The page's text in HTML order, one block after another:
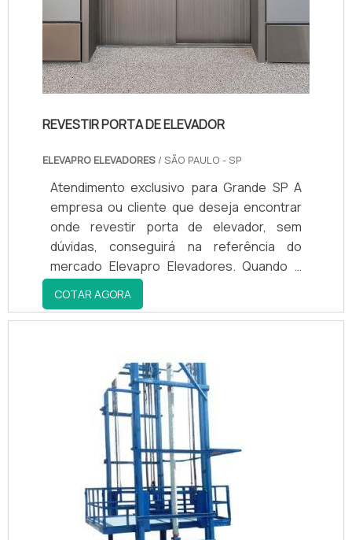
REVESTIR PORTA DE ELEVADOR
ELEVAPRO ELEVADORES / SÃO PAULO - SP
Atendimento exclusivo para Grande SP A
empresa ou cliente que deseja encontrar
onde revestir porta de elevador, sem
dúvidas, conseguirá na referência do
mercado Elevapro Elevadores. Quando a
busca é por revestir porta de elevador,
com a Elevapro Elevadores é possível
encontrar ótima qualidade com
PARA REVESTIR PORTA DE ELEVADORHá
muitas maneiras eficientes de demonstrar
competência e excelência em...
COTAR AGORA